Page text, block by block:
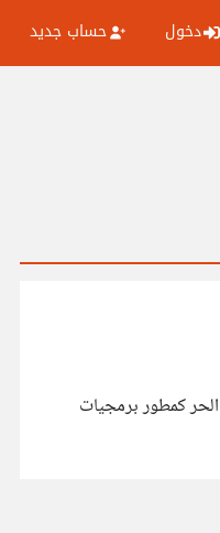
دخول حساب جديد
كمطور برمجيات